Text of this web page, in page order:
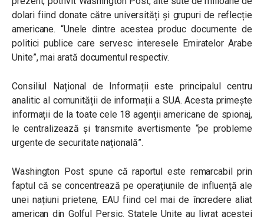
dolari fiind donate către universități și grupuri de reflecție
americane. “Unele dintre acestea produc documente de
politici publice care servesc interesele Emiratelor Arabe
Unite”, mai arată documentul respectiv.
Consiliul Național de Informații este principalul centru
analitic al comunității de informații a SUA. Acesta primește
informații de la toate cele 18 agenții americane de spionaj,
le centralizează și transmite avertismente “pe probleme
urgente de securitate națională”.
Washington Post spune că raportul este remarcabil prin
faptul că se concentrează pe operațiunile de influență ale
unei națiuni prietene, EAU fiind cel mai de încredere aliat
american din Golful Persic. Statele Unite au livrat acestei